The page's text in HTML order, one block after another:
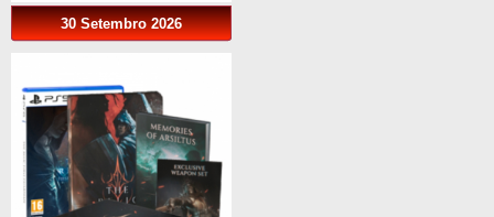
30 Setembro 2026